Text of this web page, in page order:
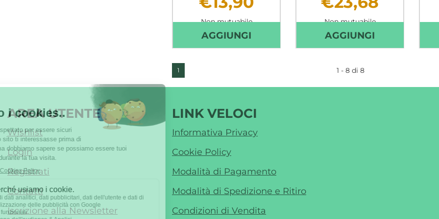
Non mutuabile
AGGIUNGI AGGIUNGI MAALOX
REFLURAPID
CARRELLO
Non mutuabile
AGGIUNGI AGGIUNGI
GOCCE
1 1 - 8 di 8
AREA UTENTE
Wishlist
Login
Registrati
Contatti
Iscrizione alla Newsletter
LINK VELOCI
Informativa Privacy
Cookie Policy
Modalità di Pagamento
Modalità di Spedizione e Ritiro
Condizioni di Vendita